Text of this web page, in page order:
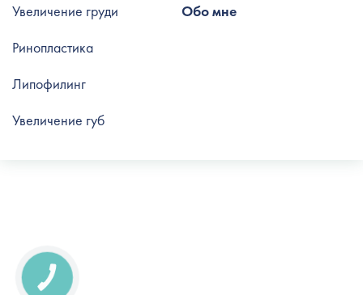
Обо мне
Увеличение груди
Ринопластика
Липофилинг
Увеличение губ
КНОПКА
СВЯЗИ